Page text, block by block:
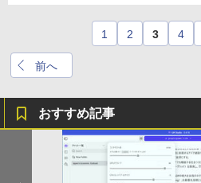
前へ
1 2 3 4
おすすめ記事